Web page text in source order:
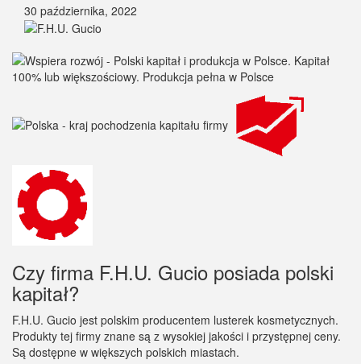
30 października, 2022
Czy firma F.H.U. Gucio posiada polski
kapitał?
F.H.U. Gucio jest polskim producentem lusterek kosmetycznych.
Produkty tej firmy znane są z wysokiej jakości i przystępnej ceny.
Są dostępne w większych polskich miastach.